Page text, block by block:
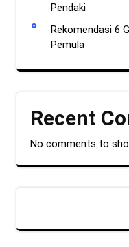
Pendaki
Rekomendasi 6
Pemula
Recent
No comments to